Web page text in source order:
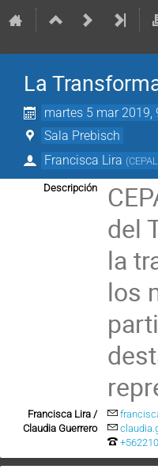
La
martes 5 mar 2019,
Sala Prebisch
Francisca Lira (CEPAL
Descripción
del
la
los
Francisca Lira /
Claudia Guerrero